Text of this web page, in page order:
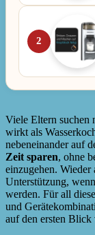
2
Viele Eltern suchen
wirkt als
nebeneinander auf
Zeit sparen, ohne
einzugehen.
Unterstützung,
werden. Für all
und
auf den ersten Blick